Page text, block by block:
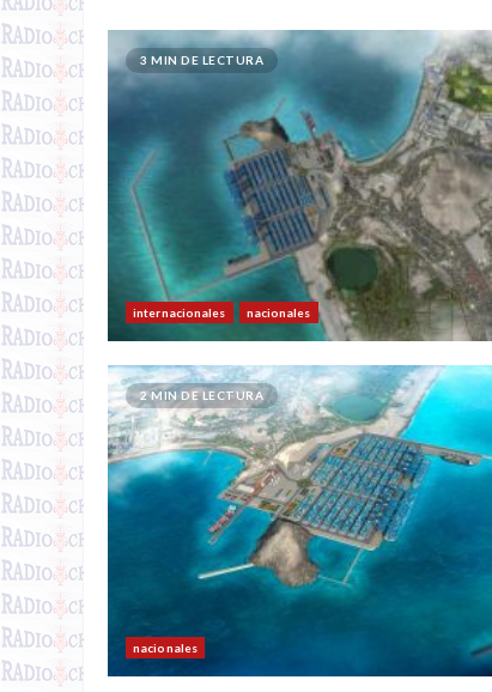
3 MIN DE LECTURA
internacionales nacionales
2 MIN DE LECTURA
nacionales